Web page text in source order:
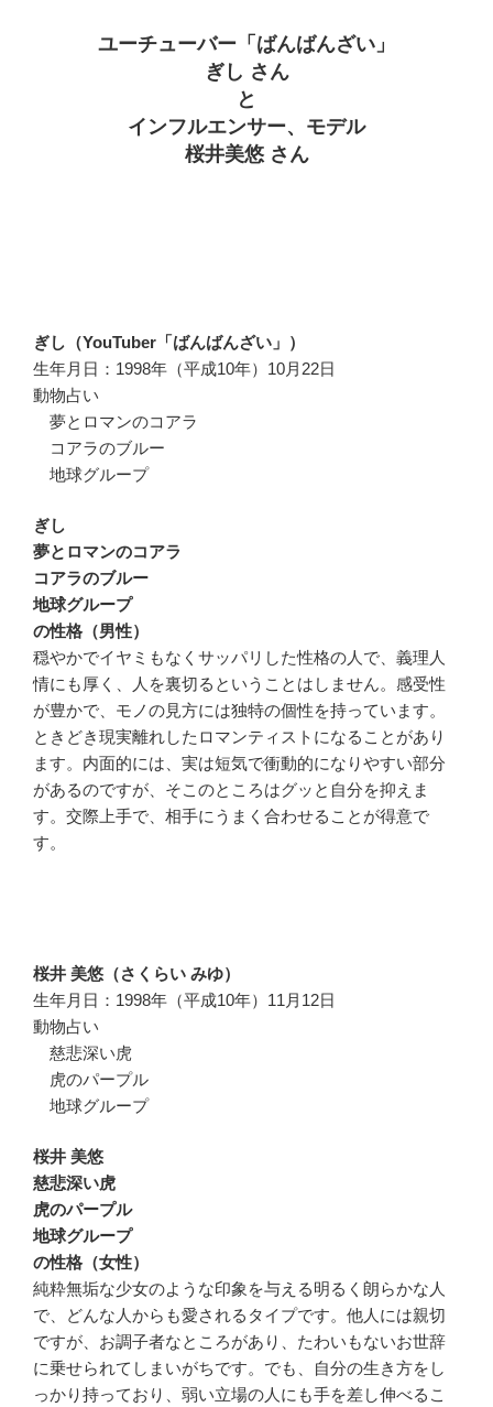
ユーチューバー「ばんばんざい」
ぎし さん
と
インフルエンサー、モデル
桜井美悠 さん
ぎし（YouTuber「ばんばんざい」）
生年月日：1998年（平成10年）10月22日
動物占い
夢とロマンのコアラ
コアラのブルー
地球グループ
ぎし
夢とロマンのコアラ
コアラのブルー
地球グループ
の性格（男性）
穏やかでイヤミもなくサッパリした性格の人で、義理人
情にも厚く、人を裏切るということはしません。感受性
が豊かで、モノの見方には独特の個性を持っています。
ときどき現実離れしたロマンティストになることがあり
ます。内面的には、実は短気で衝動的になりやすい部分
があるのですが、そこのところはグッと自分を抑えま
す。交際上手で、相手にうまく合わせることが得意で
す。
桜井 美悠（さくらい みゆ）
生年月日：1998年（平成10年）11月12日
動物占い
慈悲深い虎
虎のパープル
地球グループ
桜井 美悠
慈悲深い虎
虎のパープル
地球グループ
の性格（女性）
純粋無垢な少女のような印象を与える明るく朗らかな人
で、どんな人からも愛されるタイプです。他人には親切
ですが、お調子者なところがあり、たわいもないお世辞
に乗せられてしまいがちです。でも、自分の生き方をし
っかり持っており、弱い立場の人にも手を差し伸べるこ